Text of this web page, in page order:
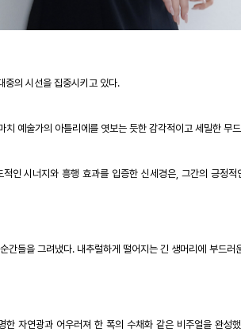
중의 시선을 집중시키고 있다.
치 예술가의 아틀리에를 엿보는 듯한 감각적이고 세밀한 무
인 시너지와 흥행 효과를 입증한 신세경은, 그간의 긍정적
간들을 그려냈다. 내추럴하게 떨어지는 긴 생머리에 부드러
자연광과 어우러져 한 폭의 수채화 같은 비주얼을 완성